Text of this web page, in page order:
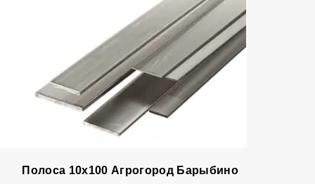
Полоса 10х100 Агрогород Барыбино